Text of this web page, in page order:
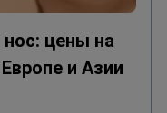
цены на
и Азии